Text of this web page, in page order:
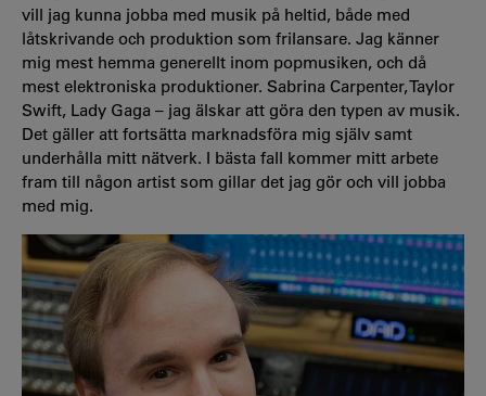
vill jag kunna jobba med musik på heltid, både med
låtskrivande och produktion som frilansare. Jag känner
mig mest hemma generellt inom popmusiken, och då
mest elektroniska produktioner. Sabrina Carpenter, Taylor
Swift, Lady Gaga – jag älskar att göra den typen av musik.
Det gäller att fortsätta marknadsföra mig själv samt
underhålla mitt nätverk. I bästa fall kommer mitt arbete
fram till någon artist som gillar det jag gör och vill jobba
med mig.